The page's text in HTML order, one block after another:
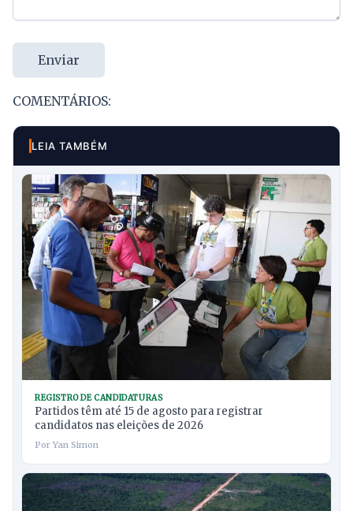
Enviar
COMENTÁRIOS:
LEIA TAMBÉM
REGISTRO DE CANDIDATURAS
Partidos têm até 15 de agosto para registrar
candidatos nas eleições de 2026
Por Yan Simon